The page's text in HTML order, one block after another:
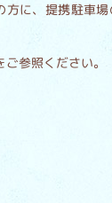
に、提携駐車
ご参照ください。